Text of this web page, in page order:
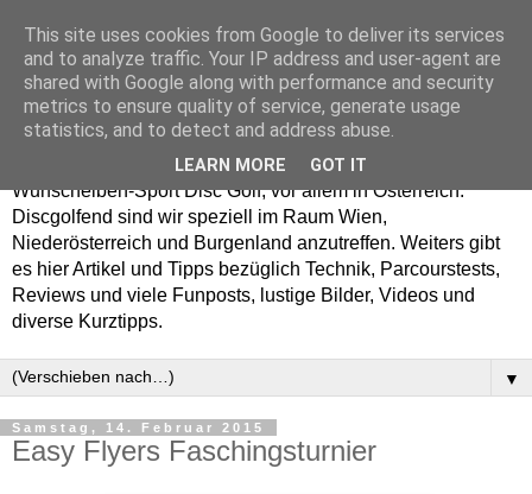
Enjoy Disc Golf and let
your Putterfly
Auf putterfly.at dreht sich alles um den Frisbee- bzw.
Wurfscheiben-Sport Disc Golf, vor allem in Österreich.
Discgolfend sind wir speziell im Raum Wien,
Niederösterreich und Burgenland anzutreffen. Weiters gibt
es hier Artikel und Tipps bezüglich Technik, Parcourstests,
Reviews und viele Funposts, lustige Bilder, Videos und
diverse Kurztipps.
▼
Samstag, 14. Februar 2015
Easy Flyers Faschingsturnier
This site uses cookies from Google to deliver its services
and to analyze traffic. Your IP address and user-agent are
shared with Google along with performance and security
metrics to ensure quality of service, generate usage
statistics, and to detect and address abuse.
LEARN MORE GOT IT